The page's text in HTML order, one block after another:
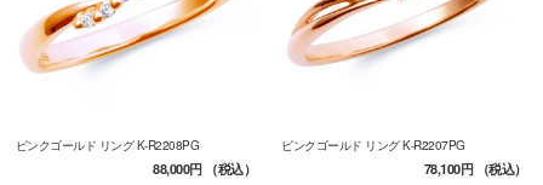
ピンクゴールド リング K-R2208PG
88,000円（税込）
ピンクゴールド リング K-R2207PG
78,100円（税込）